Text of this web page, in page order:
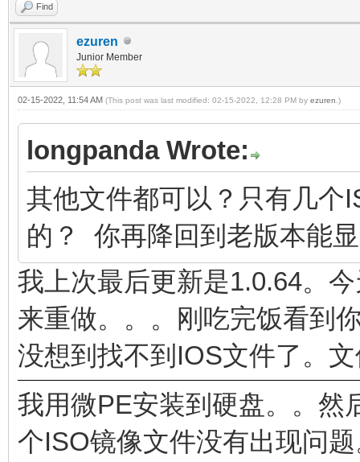
Find
ezuren
Junior Member
02-15-2022, 11:54 AM (This post was last modified: 02-15-2022, 12:28 PM by ezuren .)
longpanda Wrote:
其他文件都可以？只有几个
的？ 你再降回到老版本能
我上次最后更新是1.0.64。
来重做。。。刚吃完饭看到
没想到找不到IOS文件了。
我用微PE安装到硬盘。。然
个ISO镜像文件没有出现问